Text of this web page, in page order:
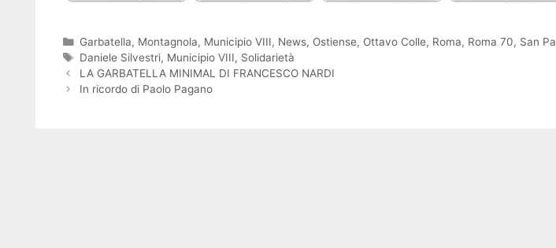
Categorie
Garbatella, Montagnola, Municipio VIII, News, Ostiense, Ottavo Colle, Roma, Roma 70, San
Tag
Daniele Silvestri, Municipio VIII, Solidarietà
LA GARBATELLA MINIMAL DI FRANCESCO NARDI
In ricordo di Paolo Pagano